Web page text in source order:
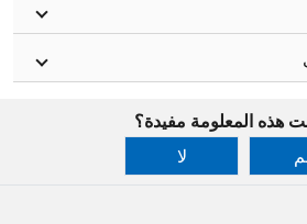
هذه المعلومة مفيدة؟
لا